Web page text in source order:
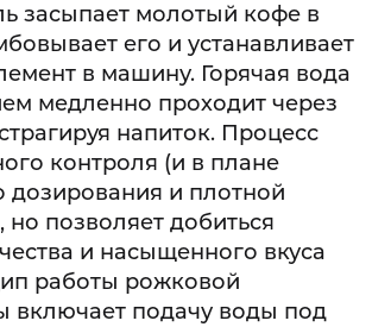
засыпает молотый кофе в
его и устанавливает
в машину. Горячая вода
медленно проходит через
напиток. Процесс
контроля (и в плане
дозирования и плотной
но позволяет добиться
и насыщенного вкуса
работы рожковой
подачу воды под